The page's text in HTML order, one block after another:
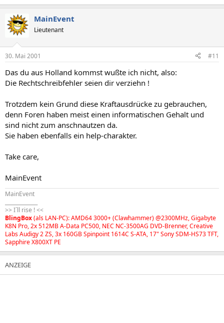
MainEvent
Lieutenant
30. Mai 2001 #11
Das du aus Holland kommst wußte ich nicht, also:
Die Rechtschreibfehler seien dir verziehn !
Trotzdem kein Grund diese Kraftausdrücke zu gebrauchen,
denn Foren haben meist einen informatischen Gehalt und
sind nicht zum anschnautzen da.
Sie haben ebenfalls ein help-charakter.
Take care,
MainEvent
MainEvent
>> I´ll rise ! <<
BlingBox(als LAN-PC): AMD64 3000+ (Clawhammer) @2300MHz, Gigabyte
K8N Pro, 2x 512MB A-Data PC500, NEC NC-3500AG DVD-Brenner, Creative
Labs Audigy 2 ZS, 3x 160GB Spinpoint 1614C S-ATA, 17" Sony SDM-HS73 TFT,
Sapphire X800XT PE